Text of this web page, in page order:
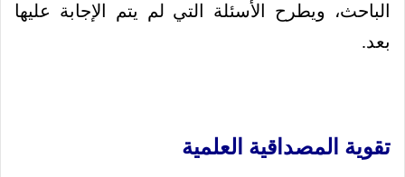
الباحث، ويطرح الأسئلة التي لم يتم الإجابة عليها
بعد.
تقوية المصداقية العلمية